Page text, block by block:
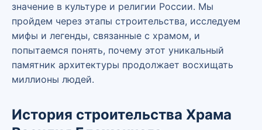
значение в культуре и религии России. Мы
пройдем через этапы строительства, исследуем
мифы и легенды, связанные с храмом, и
попытаемся понять, почему этот уникальный
памятник архитектуры продолжает восхищать
миллионы людей.
История строительства Храма